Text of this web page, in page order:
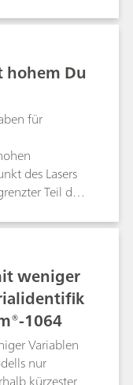
geht
für
eine lange
sind.
hohem Du
für
des Lasers
Teil der
dazu
die Raman-
bedeutend
4,5 mm
dieser
weniger
1064
Variablen
nur